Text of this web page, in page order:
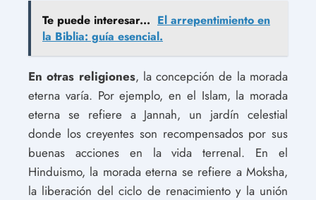
Te puede interesar... El arrepentimiento en
la Biblia: guía esencial.
En otras religiones, la concepción de la morada
eterna varía. Por ejemplo, en el Islam, la morada
eterna se refiere a Jannah, un jardín celestial
donde los creyentes son recompensados por sus
buenas acciones en la vida terrenal. En el
Hinduismo, la morada eterna se refiere a Moksha,
la liberación del ciclo de renacimiento y la unión